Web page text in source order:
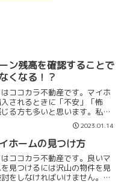
ン残高を確認することで
くなる！？
ココカラ不動産です。マイホ
されるときに「不安」「怖
る方も多いと思います。私は
消する方法の一つとして「借入
確認することが良いと考えてい
ソンと住宅ローンは同じで
ンはコースやゴール...
2023.01.14
ホームの見つけ方
ココカラ不動産です。良いマ
見つけるには沢山の物件を見
をしなければいけません。そ